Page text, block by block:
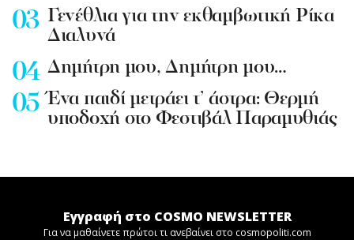
Γενέθλια για την εκθαμβωτική Ρίκα
Διαλυνά
Δημήτρη μου, Δημήτρη μου…
Ένα παιδί μετράει τ’ άστρα: Θερμή
υποδοχή στο Φεστιβάλ Παραμυθιάς
Εγγραφή στο COSMO NEWSLETTER
Για να μαθαίνετε πρώτοι τι ανεβαίνει στο cosmopoliti.com